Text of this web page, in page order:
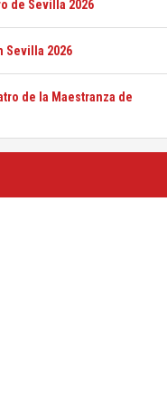
de Sevilla 2026
Sevilla 2026
de la Maestranza de